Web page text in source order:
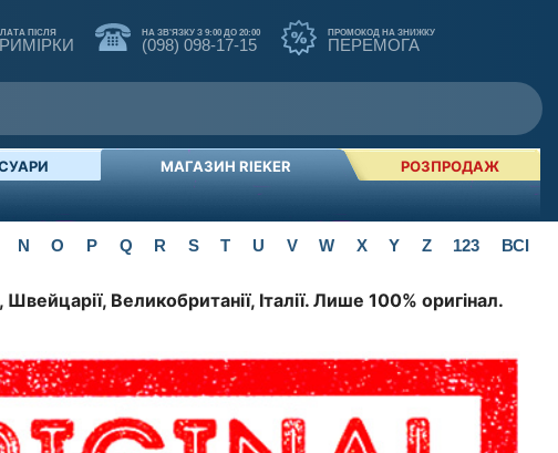
ПІСЛЯ НА ЗВ'ЯЗКУ З 9:00 ДО 20:00
(098) 098-17-15
ПРОМОКОД НА ЗНИЖКУ
ПЕРЕМОГА
МАГАЗИН RIEKER
РОЗПРОДАЖ
Великобританії, Італії. Лише 100% оригінал.
N O P Q R S T U V W X Y Z 123 ВСІ